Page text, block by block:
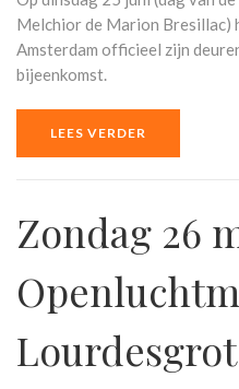
Melchior de Marion Bresillac)
Amsterdam officieel zijn
bijeenkomst.
LEES VERDER
Zondag 26